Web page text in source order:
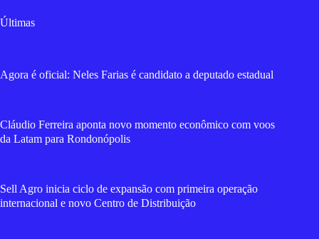
Últimas
Agora é oficial: Neles Farias é candidato a deputado estadual
Cláudio Ferreira aponta novo momento econômico com voos
da Latam para Rondonópolis
Sell Agro inicia ciclo de expansão com primeira operação
internacional e novo Centro de Distribuição